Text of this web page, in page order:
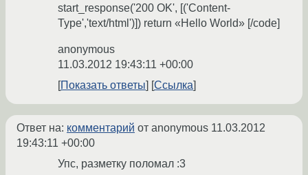
start_response('200 OK', [('Content-
Type','text/html')]) return «Hello World» [/code]
anonymous
11.03.2012 19:43:11 +00:00
Показать ответы
Ссылка
Ответ на: комментарий от anonymous 11.03.2012
19:43:11 +00:00
Упс, разметку поломал :3